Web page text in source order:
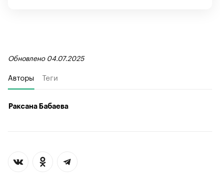
Обновлено 04.07.2025
Авторы Теги
Раксана Бабаева